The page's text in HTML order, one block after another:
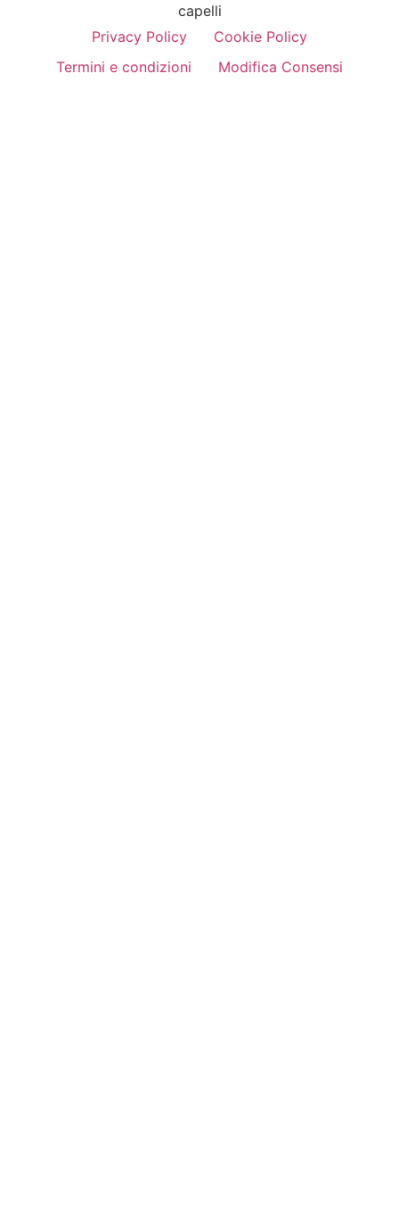
capelli
Privacy Policy
Cookie Policy
Termini e condizioni
Modifica Consensi